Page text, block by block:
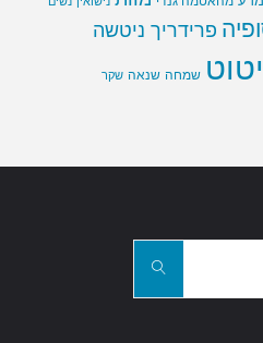
פרידריך ניטשה
שמחה שנאה שקר
חפשו